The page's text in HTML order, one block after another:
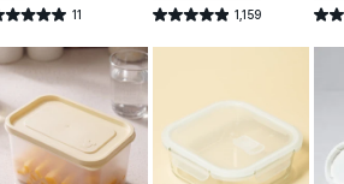
점 5.0점 11
건 작성 별점 4.9점 1,159
건 작성 별점